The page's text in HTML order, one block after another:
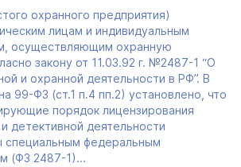
охранного предприятия)
лицам и индивидуальным
осуществляющим охранную
закону от 11.03.92 г. №2487-1 “О
и охранной деятельности в РФ”. В
99-ФЗ (ст.1 п.4 пп.2) установлено, что
порядок лицензирования
детективной деятельности
специальным федеральным
(ФЗ 2487-1)...